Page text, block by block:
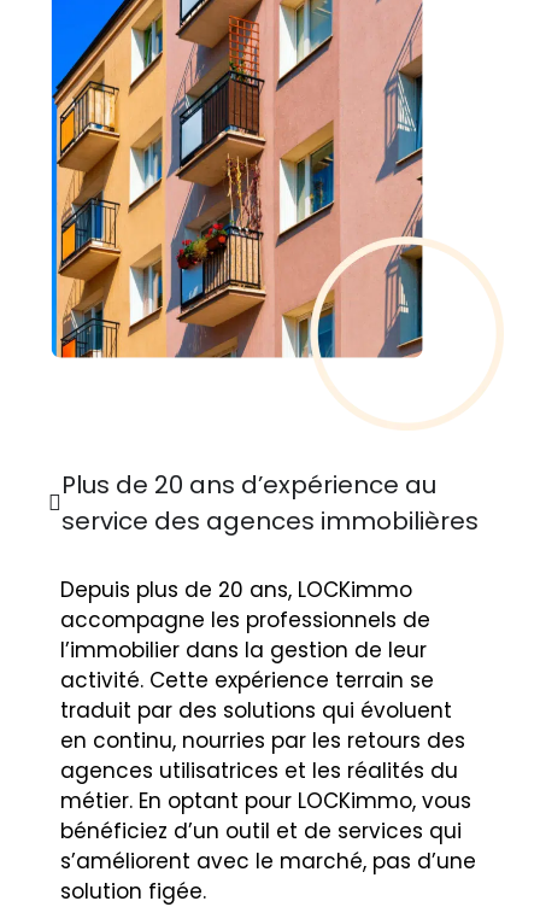
Plus de 20 ans d’expérience au
service des agences immobilières
Depuis plus de 20 ans, LOCKimmo
accompagne les professionnels de
l’immobilier dans la gestion de leur
activité. Cette expérience terrain se
traduit par des solutions qui évoluent
en continu, nourries par les retours des
agences utilisatrices et les réalités du
métier. En optant pour LOCKimmo, vous
bénéficiez d’un outil et de services qui
s’améliorent avec le marché, pas d’une
solution figée.